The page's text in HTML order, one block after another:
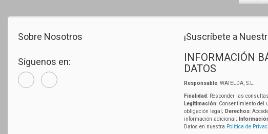
Sobre Nosotros
Síguenos en:
¡Suscríbete a
INFORMACIÓN
DATOS
Responsable: WATELDA, S.L.
Finalidad: Responder las
Legitimación: Consentimiento del
obligación legal; Derechos:
información adicional;
Datos en nuestra Política de